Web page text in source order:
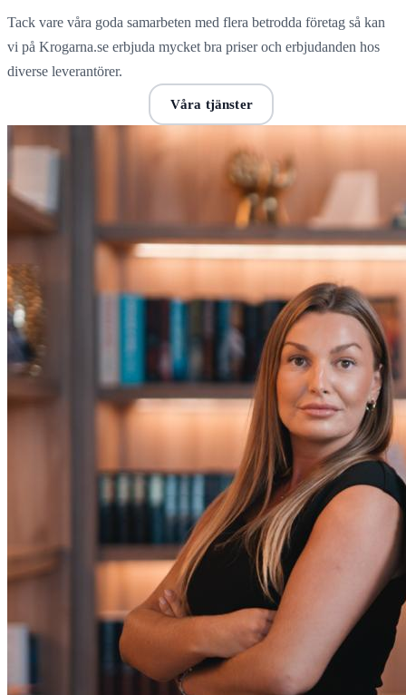
Tack vare våra goda samarbeten med flera betrodda företag så kan
vi på Krogarna.se erbjuda mycket bra priser och erbjudanden hos
diverse leverantörer.
Våra tjänster